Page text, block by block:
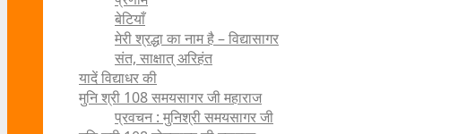
बेटियाँ
मेरी श्रद्धा का नाम है – विद्यासागर
संत, साक्षात् अरिहंत
यादें विद्याधर की
मुनि श्री 108 समयसागर जी महाराज
प्रवचन : मुनिश्री समयसागर जी